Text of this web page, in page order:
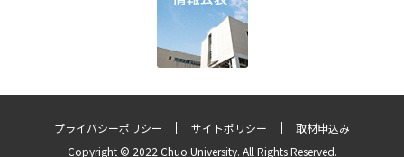
プライバシーポリシー サイトポリシー
取材申込み
Copyright © 2022 Chuo University. All Rights Reserved.